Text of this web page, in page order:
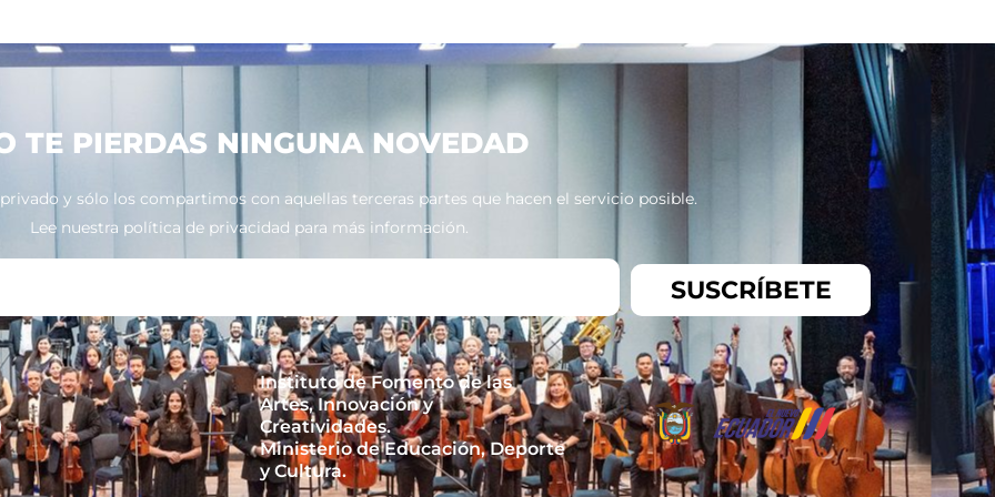
TE PIERDAS NINGUNA NOVEDAD
y sólo los compartimos con aquellas terceras partes que hacen el servicio posible.
Lee nuestra política de privacidad para más información.
SUSCRÍBETE
Instituto de Fomento de las
Artes, Innovación y
Creatividades.
Ministerio de Educación, Deporte
y Cultura.